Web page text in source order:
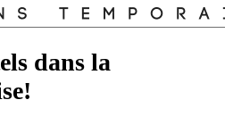
dans la